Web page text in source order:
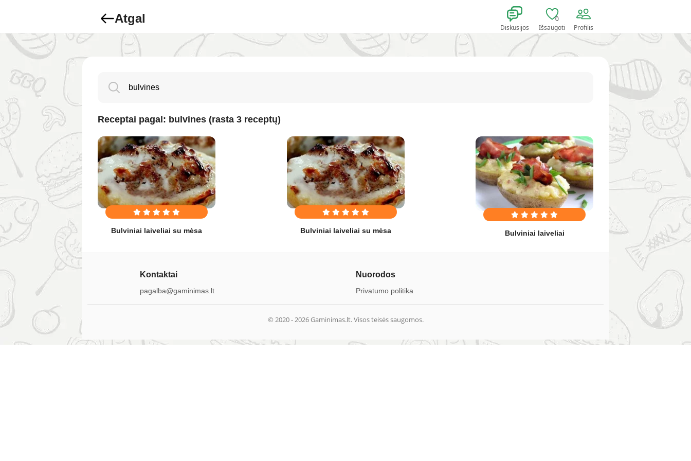
Atgal
Diskusijos
0
Išsaugoti Profilis
Receptai pagal: bulvines (rasta 3 receptų)
Bulviniai laiveliai su mėsa Bulviniai laiveliai su mėsa Bulviniai laiveliai
Kontaktai
pagalba@gaminimas.lt
Nuorodos
Privatumo politika
© 2020 -2026Gaminimas.lt. Visos teisės saugomos.